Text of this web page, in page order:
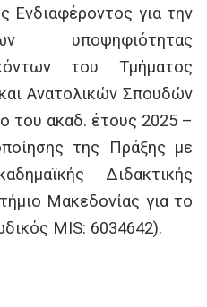
για την
υποψηφιότητας
του Τμήματος
Ανατολικών Σπουδών
του ακαδ. έτους 2025 –
της Πράξης με
Διδακτικής
Μακεδονίας για το
MIS: 6034642).